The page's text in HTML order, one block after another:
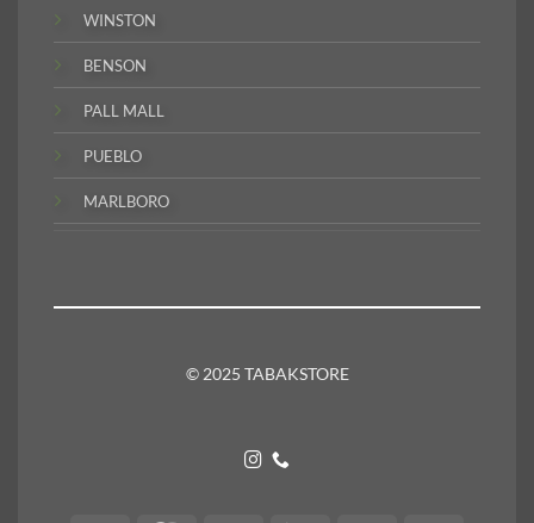
WINSTON
BENSON
PALL MALL
PUEBLO
MARLBORO
© 2025 TABAKSTORE